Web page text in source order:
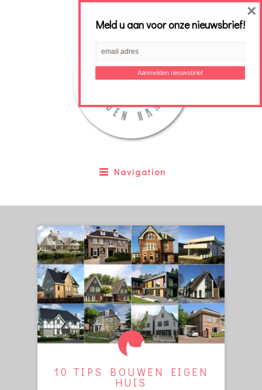
Navigation
10 TIPS BOUWEN EIGEN
HUIS
Meld u aan voor onze nieuwsbrief!
×